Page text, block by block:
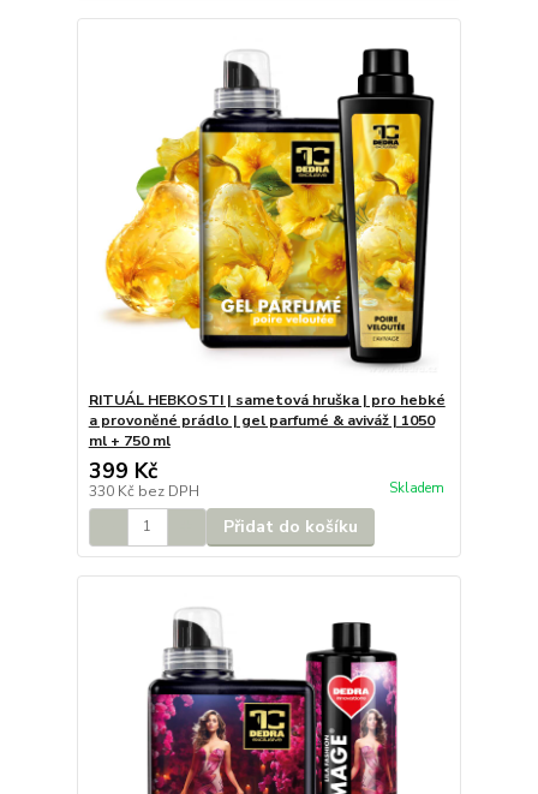
RITUÁL HEBKOSTI | sametová hruška | pro hebké
a provoněné prádlo | gel parfumé & aviváž | 1050
ml + 750 ml
399 Kč
330 Kč bez DPH Skladem
Přidat do košíku